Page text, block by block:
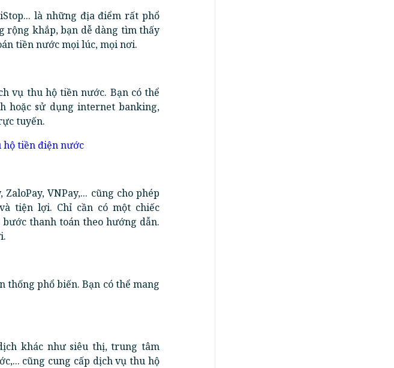
là những địa điểm rất phổ
rộng khắp, bạn dễ dàng tìm thấy
tiền nước mọi lúc, mọi nơi.
vụ thu hộ tiền nước. Bạn có thể
hoặc sử dụng internet banking,
tuyến.
tiền điện nước
VNPay,... cũng cho phép
tiện lợi. Chỉ cần có một chiếc
thanh toán theo hướng dẫn.
thống phổ biến. Bạn có thể mang
khác như siêu thị, trung tâm
cũng cung cấp dịch vụ thu hộ